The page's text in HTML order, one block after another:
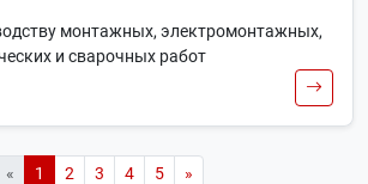
монтажных, электромонтажных,
и сварочных работ
« 1 2 3 4 5 »